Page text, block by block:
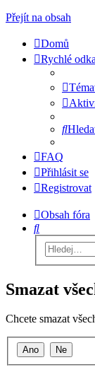
Přejít na obsah
Domů
Rychlé
FAQ
Přihlásit se
Registrovat
Obsah fóra
Hledat
Smazat
Chcete smazat